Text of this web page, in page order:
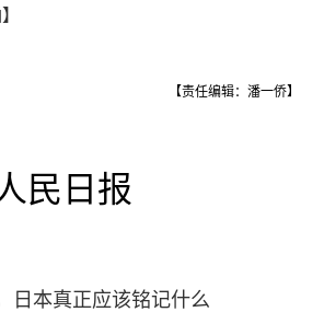
【责任编辑：潘一侨】
民日报
日本真正应该铭记什么